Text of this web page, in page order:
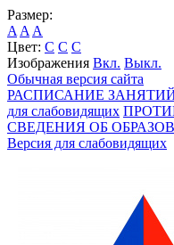
Размер:
A A A
Цвет: C C C
Изображения Вкл. Выкл.
Обычная версия сайта
РАСПИСАНИЕ
для слабовидящих
СВЕДЕНИЯ ОБ
Версия для слабовидящих